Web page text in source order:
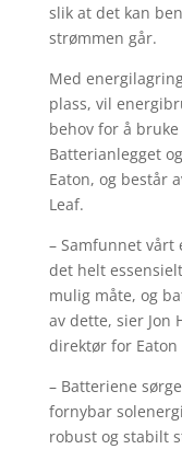
slik at det kan
strømmen går.
Med
plass, vil
behov for å
Batterianlegget
Eaton, og består
Leaf.
– Samfunnet vårt
det helt
mulig måte, og
av dette, sier Jon
direktør for Eaton
– Batteriene
fornybar
robust og stabilt